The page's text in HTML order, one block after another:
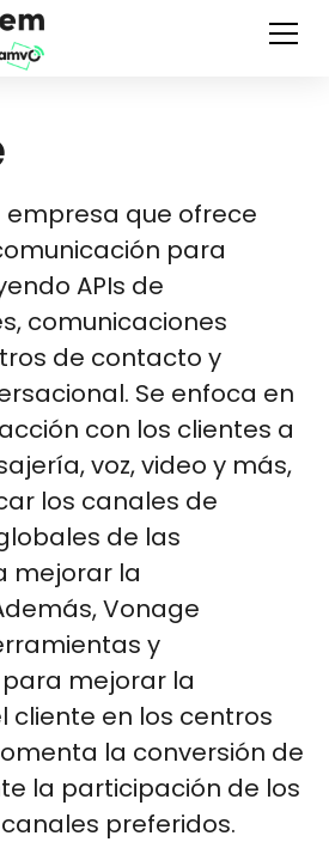
empresa que ofrece
para
APIs de
comunicaciones
de contacto y
Se enfoca en
con los clientes a
voz, video y más,
los canales de
de las
mejorar la
Vonage
y
mejorar la
cliente en los centros
la conversión de
la participación de los
preferidos.